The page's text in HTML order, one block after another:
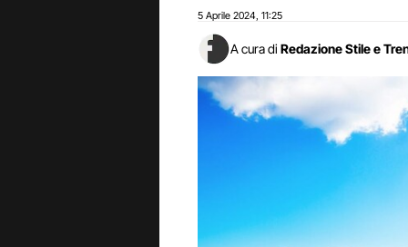
5 Aprile 2024 11:25
A cura di Redazione Stile e